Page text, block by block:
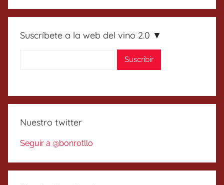
Suscríbete a la web del vino 2.0 ▼
Nuestro twitter
Seguir a @bonrotllo